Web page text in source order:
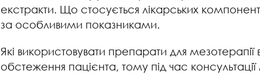
екстракти. Що стосується лікарських
за особливими показниками.
Які використовувати препарати для мезотерапії
обстеження пацієнта, тому під час